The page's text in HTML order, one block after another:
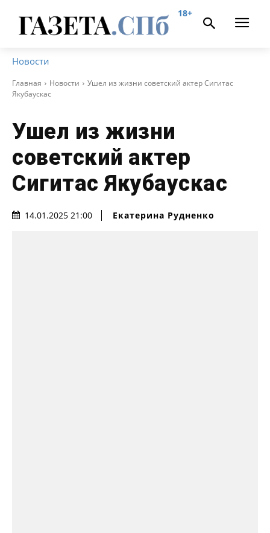
18+
Новости
Главная Новости
Ушел из жизни советский актер Сигитас
Якубаускас
Ушел из жизни
советский актер
Сигитас Якубаускас
14.01.2025 21:00 Екатерина Рудненко